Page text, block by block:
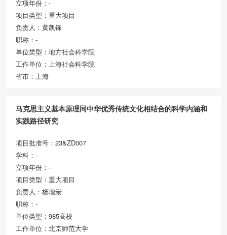
立项年份：-
项目类型：重大项目
负责人：黄凯锋
职称：-
单位类型：地方社会科学院
工作单位：上海社会科学院
省市：上海
马克思主义基本原理同中华优秀传统文化相结合的科学内涵和
实践路径研究
项目批准号：23&ZD007
学科：-
立项年份：-
项目类型：重大项目
负责人：杨增岽
职称：-
单位类型：985高校
工作单位：北京师范大学